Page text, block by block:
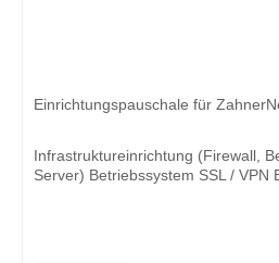
Einrichtungspauschale für
Infrastruktureinrichtung (Firewall,
Server) Betriebssystem SSL / VPN